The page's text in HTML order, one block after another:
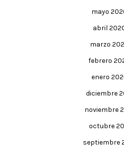
mayo
abril
marzo
febrero
enero
diciembre
noviembre
octubre
septiembre